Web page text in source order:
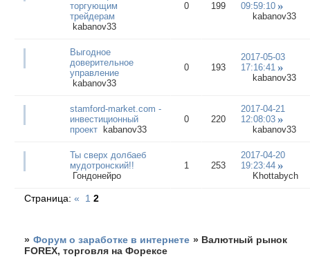
торгующим
трейдерам
kabanov33
0 199
09:59:10
kabanov33
Выгодное
доверительное
управление
kabanov33
0 193
2017-05-03
17:16:41
kabanov33
stamford-market.com -
инвестиционный
проект kabanov33
0 220
2017-04-21
12:08:03
kabanov33
Ты сверх долбаеб
мудотронский!!
Гондонейро
1 253
2017-04-20
19:23:44
Khottabych
Страница:« 1 2
» Форум о заработке в интернете » Валютный рынок
FOREX, торговля на Форексе